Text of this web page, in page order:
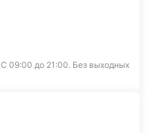
С 09:00 до 21:00. Без выходных